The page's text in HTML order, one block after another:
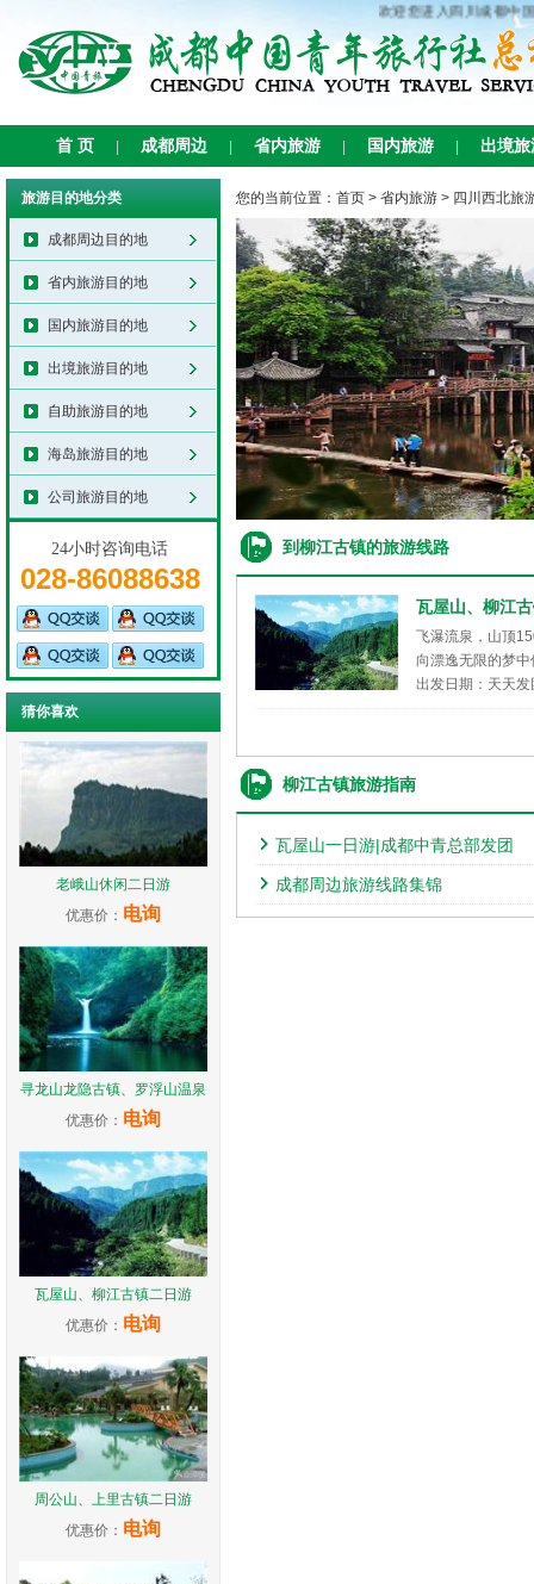
欢迎您进入四川成都中
首 页 成都周边 省内旅游 国内旅游 出境旅
旅游目的地分类
成都周边目的地
省内旅游目的地
国内旅游目的地
出境旅游目的地
自助旅游目的地
海岛旅游目的地
公司旅游目的地
24小时咨询电话
028-86088638
猜你喜欢
老峨山休闲二日游
优惠价： 电询
寻龙山龙隐古镇、罗浮山温泉
优惠价： 电询
瓦屋山、柳江古镇二日游
优惠价： 电询
周公山、上里古镇二日游
优惠价： 电询
您的当前位置： 首页 > 省内旅游 > 四川西北旅
到柳江古镇的旅游线路
瓦屋山、柳江
飞瀑流泉，山顶
向漂逸无限的梦
出发日期：天天
柳江古镇旅游指南
瓦屋山一日游|成都中青总部发团
成都周边旅游线路集锦